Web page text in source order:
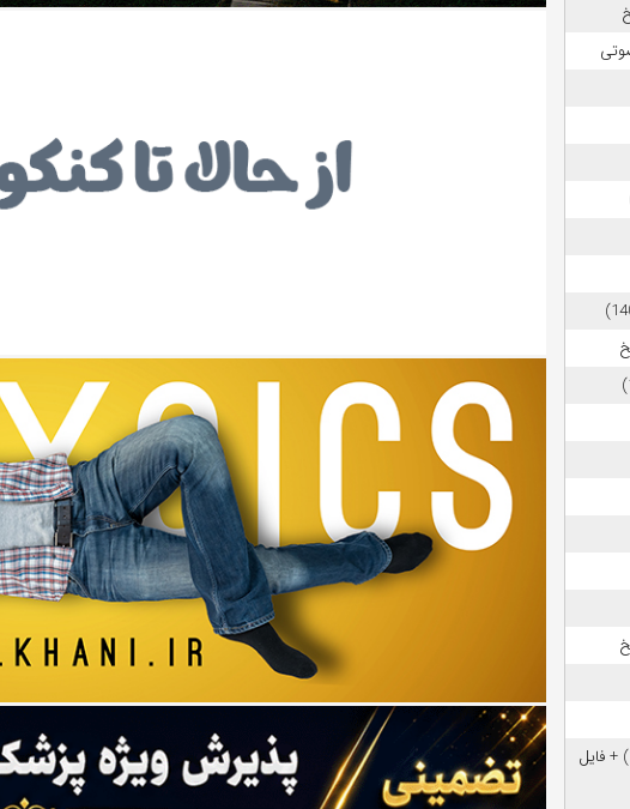
سوالات امتحان نهایی زبان انگلیسی 3 سال دوازدهم (1397 تا 1405) + فایل